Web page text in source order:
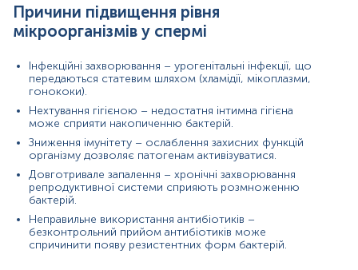
Діагностика простатиту та інших запальних
процесів.
болю в тазовій зоні.
Контроль лікування урогенітальних інфекцій.
Репродуктивна медицина
Виявлення причин безпліддя.
Оцінка впливу інфекцій на рухливість та якість
сперматозоїдів.
Аналіз стану сперми перед проведенням
екстракорпорального запліднення (ЕКЗ).
Дослідження інфекцій, що передаються статевим
шляхом.
Причини підвищення рівня
мікроорганізмів у спермі
Інфекційні захворювання – урогенітальні інфекції, що
передаються статевим шляхом (хламідії, мікоплазми,
гонококи).
Нехтування гігієною – недостатня інтимна гігієна
може сприяти накопиченню бактерій.
Зниження імунітету – ослаблення захисних функцій
організму дозволяє патогенам активізуватися.
Довготривале запалення – хронічні захворювання
репродуктивної системи сприяють розмноженню
бактерій.
Неправильне використання антибіотиків –
безконтрольний прийом антибіотиків може
спричинити появу резистентних форм бактерій.